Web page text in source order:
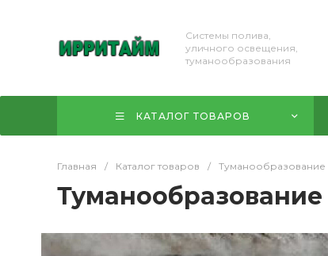
Системы полива,
уличного освещения,
туманообразования
КАТАЛОГ ТОВАРОВ
Главная / Каталог товаров / Туманообразование
Туманообразование